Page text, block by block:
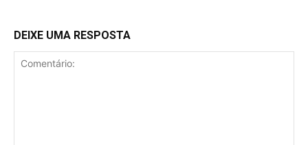
DEIXE UMA RESPOSTA